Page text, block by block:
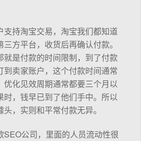
支持淘宝交易，淘宝我们都知道
方平台，收货后再确认付款。
就是付款的时间限制，到了付款
到卖家账户，这个付款时间通常
优化见效周期通常都要三个月以
时，钱早已到了他们手中。所以
，实则和平常付款无异。
SEO公司，里面的人员流动性很